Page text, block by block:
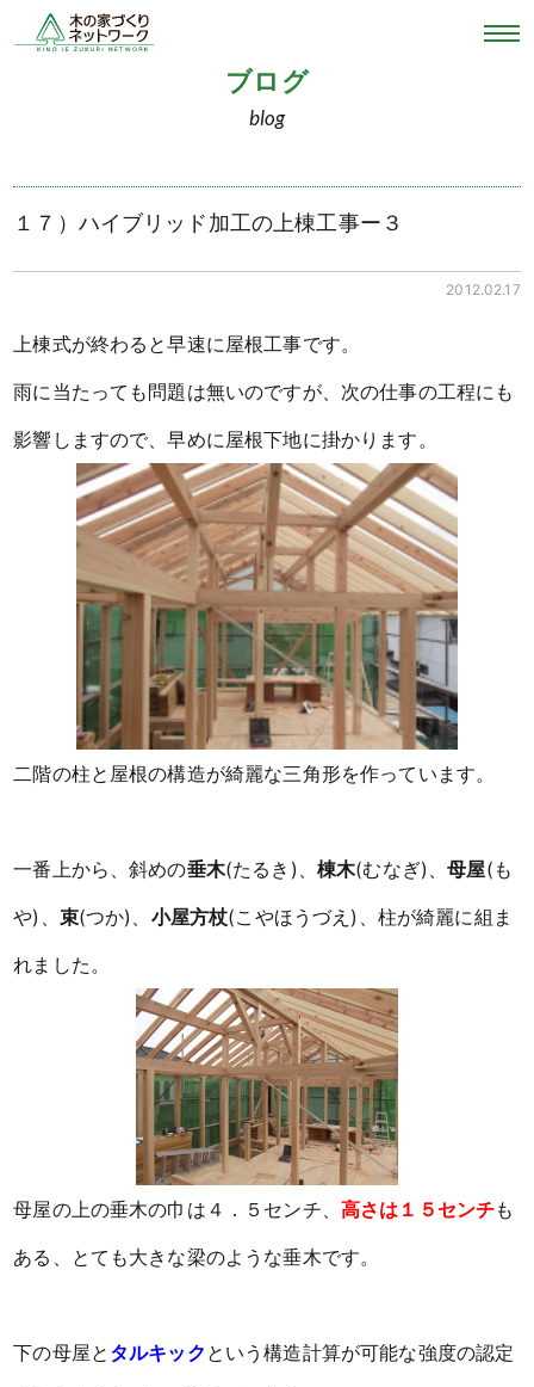
ブログ
blog
１７）ハイブリッド加工の上棟工事ー３
2012.02.17
上棟式が終わると早速に屋根工事です。
雨に当たっても問題は無いのですが、次の仕事の工程にも
影響しますので、早めに屋根下地に掛かります。
二階の柱と屋根の構造が綺麗な三角形を作っています。
一番上から、斜めの垂木(たるき)、 棟木(むなぎ)、母屋(も
や)、 束(つか)、 小屋方杖(こやほうづえ)、柱が綺麗に組ま
れました。
母屋の上の垂木の巾は４．５センチ、 高さは１５センチも
ある、とても大きな梁のような垂木です。
下の母屋と タルキック という構造計算が可能な強度の認定